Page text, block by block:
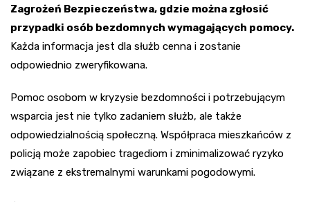
Zagrożeń Bezpieczeństwa, gdzie można zgłosić
przypadki osób bezdomnych wymagających pomocy.
Każda informacja jest dla służb cenna i zostanie
odpowiednio zweryfikowana.
Pomoc osobom w kryzysie bezdomności i potrzebującym
wsparcia jest nie tylko zadaniem służb, ale także
odpowiedzialnością społeczną. Współpraca mieszkańców z
policją może zapobiec tragediom i zminimalizować ryzyko
związane z ekstremalnymi warunkami pogodowymi.